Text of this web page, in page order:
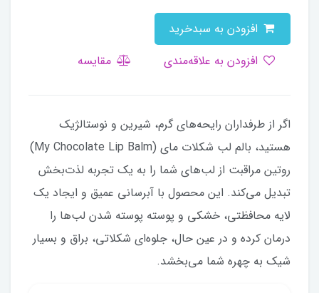
مقایسه
اگر از طرفداران رایحه‌های گرم، شیرین و نوستالژیک
هستید، بالم لب شکلات مای (My Chocolate Lip Balm)
روتین مراقبت از لب‌های شما را به یک تجربه لذت‌بخش
تبدیل می‌کند. این محصول با آبرسانی عمیق و ایجاد یک
لایه محافظتی، خشکی و پوسته پوسته شدن لب‌ها را
درمان کرده و در عین حال، جلوه‌ای شکلاتی، براق و بسیار
شیک به چهره شما می‌بخشد.